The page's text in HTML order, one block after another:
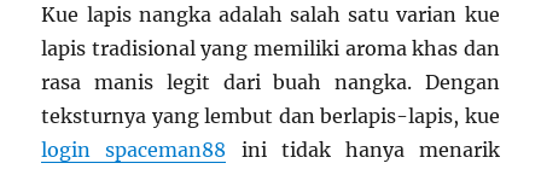
Kue lapis nangka adalah salah satu varian kue
lapis tradisional yang memiliki aroma khas dan
rasa manis legit dari buah nangka. Dengan
teksturnya yang lembut dan berlapis-lapis, kue
login spaceman88 ini tidak hanya menarik